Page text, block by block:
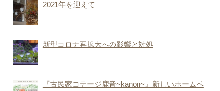
2021年を迎えて
新型コロナ再拡大への影響と対処
『古民家コテージ鹿音~kanon~』新しいホームペ